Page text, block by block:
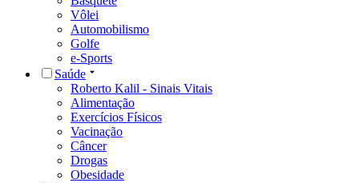
Vôlei
Automobilismo
Golfe
e-Sports
Saúde
Roberto Kalil - Sinais Vitais
Alimentação
Exercícios Físicos
Vacinação
Câncer
Drogas
Obesidade